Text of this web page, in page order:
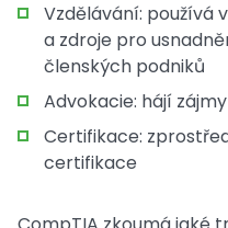
Vzdělávání: používá
a zdroje pro
členských podniků
Advokacie: hájí
Certifikace:
certifikace